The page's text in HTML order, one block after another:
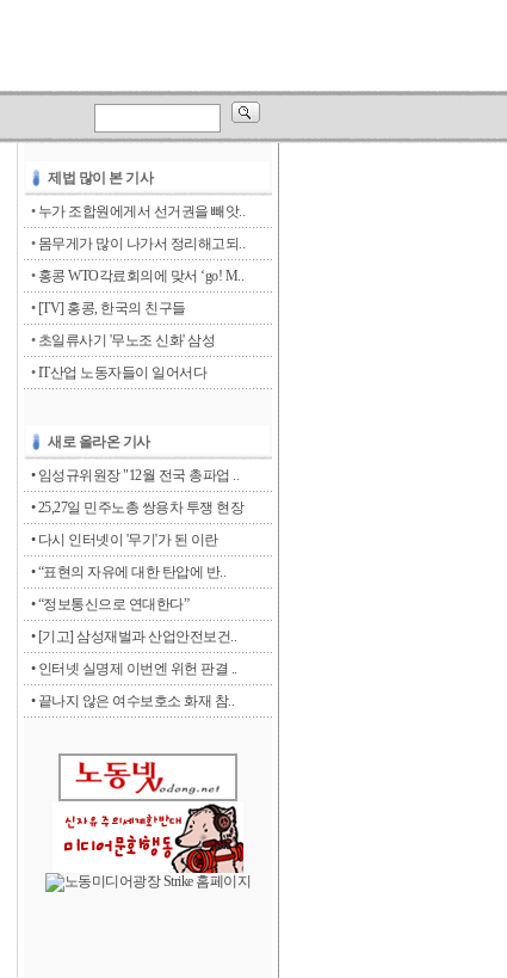
제법 많이 본 기사
• 누가 조합원에게서 선거권을 빼앗..
• 몸무게가 많이 나가서 정리해고되..
• 홍콩 WTO각료회의에 맞서 ‘go! M..
• [TV] 홍콩, 한국의 친구들
• 초일류사기 '무노조 신화' 삼성
•IT산업 노동자들이 일어서다
새로 올라온 기사
• 임성규위원장 "12월 전국 총파업 ..
• 25,27일 민주노총 쌍용차 투쟁 현장
• 다시 인터넷이 '무기'가 된 이란
• “표현의 자유에 대한 탄압에 반..
• “정보통신으로 연대한다”
• [기고] 삼성재벌과 산업안전보건..
• 인터넷 실명제 이번엔 위헌 판결 ..
• 끝나지 않은 여수보호소 화재 참..